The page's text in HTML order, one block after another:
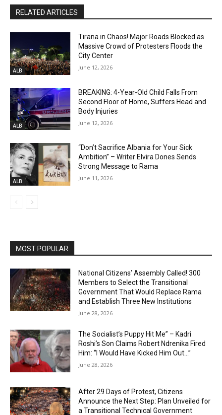
RELATED ARTICLES
ALB
Tirana in Chaos! Major Roads Blocked as
Massive Crowd of Protesters Floods the
City Center
June 12, 2026
ALB
BREAKING: 4-Year-Old Child Falls From
Second Floor of Home, Suffers Head and
Body Injuries
June 12, 2026
ALB
“Don’t Sacrifice Albania for Your Sick
Ambition” – Writer Elvira Dones Sends
Strong Message to Rama
June 11, 2026
MOST POPULAR
National Citizens’ Assembly Called! 300
Members to Select the Transitional
Government That Would Replace Rama
and Establish Three New Institutions
June 28, 2026
The Socialist’s Puppy Hit Me” – Kadri
Roshi’s Son Claims Robert Ndrenika Fired
Him: “I Would Have Kicked Him Out…”
June 28, 2026
After 29 Days of Protest, Citizens
Announce the Next Step: Plan Unveiled for
a Transitional Technical Government